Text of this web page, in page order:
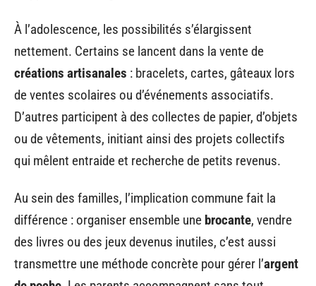
À l’adolescence, les possibilités s’élargissent
nettement. Certains se lancent dans la vente de
créations artisanales : bracelets, cartes, gâteaux lors
de ventes scolaires ou d’événements associatifs.
D’autres participent à des collectes de papier, d’objets
ou de vêtements, initiant ainsi des projets collectifs
qui mêlent entraide et recherche de petits revenus.
Au sein des familles, l’implication commune fait la
différence : organiser ensemble une brocante, vendre
des livres ou des jeux devenus inutiles, c’est aussi
transmettre une méthode concrète pour gérer l’argent